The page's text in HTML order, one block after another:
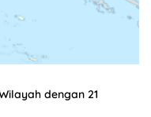
dengan 21